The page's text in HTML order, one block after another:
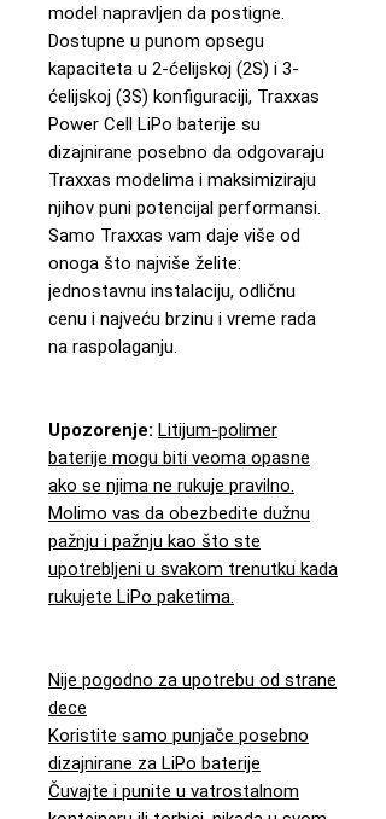
model napravljen da postigne.
Dostupne u punom opsegu
kapaciteta u 2-ćelijskoj (2S) i 3-
ćelijskoj (3S) konfiguraciji, Traxxas
Power Cell LiPo baterije su
dizajnirane posebno da odgovaraju
Traxxas modelima i maksimiziraju
njihov puni potencijal performansi.
Samo Traxxas vam daje više od
onoga što najviše želite:
jednostavnu instalaciju, odličnu
cenu i najveću brzinu i vreme rada
na raspolaganju.
Upozorenje: Litijum-polimer
baterije mogu biti veoma opasne
ako se njima ne rukuje pravilno.
Molimo vas da obezbedite dužnu
pažnju i pažnju kao što ste
upotrebljeni u svakom trenutku kada
rukujete LiPo paketima.
Nije pogodno za upotrebu od strane
dece
Koristite samo punjače posebno
dizajnirane za LiPo baterije
Čuvajte i punite u vatrostalnom